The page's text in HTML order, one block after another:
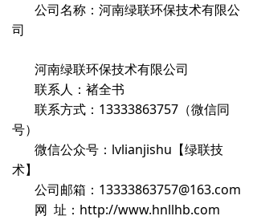
公司名称：河南绿联环保技术有限公
司
河南绿联环保技术有限公司
联系人：褚全书
联系方式：13333863757（微信同
号）
微信公众号：lvlianjishu【绿联技
术】
公司邮箱：13333863757@163.com
网 址：http://www.hnllhb.com